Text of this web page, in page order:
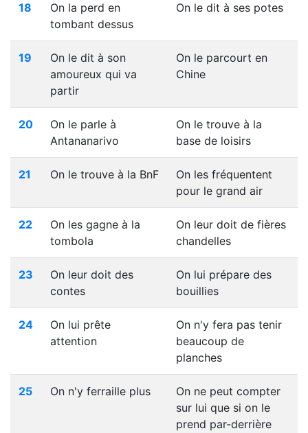
18
On la perd en
tombant dessus
On le dit à ses potes
19
On le dit à son
amoureux qui va
partir
On le parcourt en
Chine
20
On le parle à
Antananarivo
On le trouve à la
base de loisirs
21 On le trouve à la BnF
On les fréquentent
pour le grand air
22
On les gagne à la
tombola
On leur doit de fières
chandelles
23
On leur doit des
contes
On lui prépare des
bouillies
24
On lui prête
attention
On n'y fera pas tenir
beaucoup de
planches
25 On n'y ferraille plus
On ne peut compter
sur lui que si on le
prend par-derrière